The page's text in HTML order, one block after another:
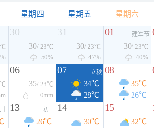
星期四 星期五 星期六
30
30/ 23℃
50%
31
30/ 23℃
47%
01 建军节
30/ 23℃
40%
06
35/ 28℃
0mm
07 立秋
34℃
28℃
08
35℃
26℃
十 13 初一
26℃
14
30℃
15
32℃